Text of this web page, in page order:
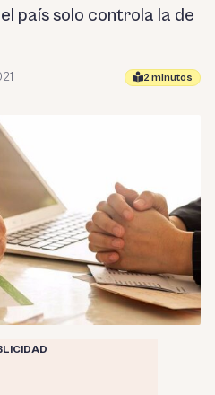
país solo controla la de
2 minutos